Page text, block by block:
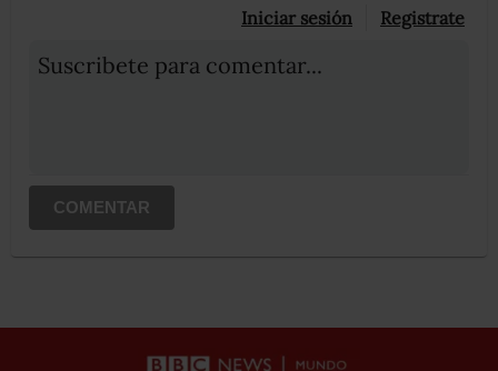
Iniciar sesión Registrate
Suscribete para comentar...
COMENTAR